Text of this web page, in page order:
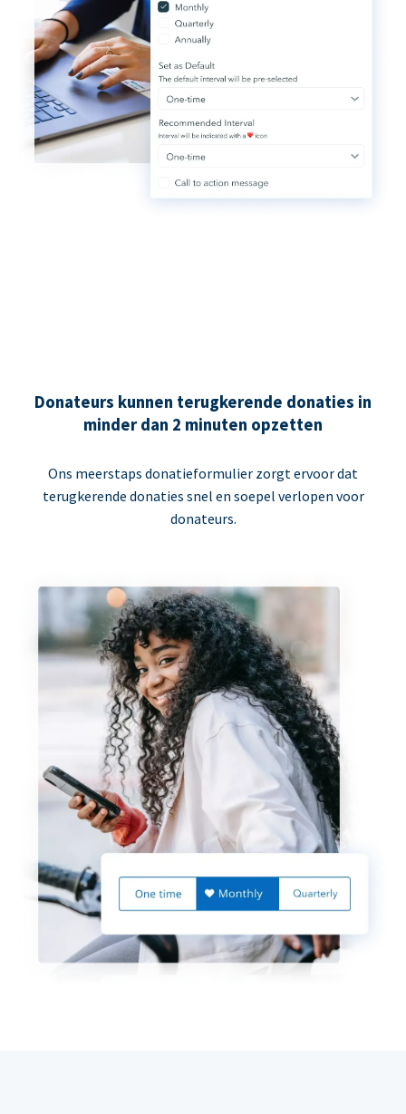
Donateurs kunnen terugkerende donaties in
minder dan 2 minuten opzetten
Ons meerstaps donatieformulier zorgt ervoor dat
terugkerende donaties snel en soepel verlopen voor
donateurs.